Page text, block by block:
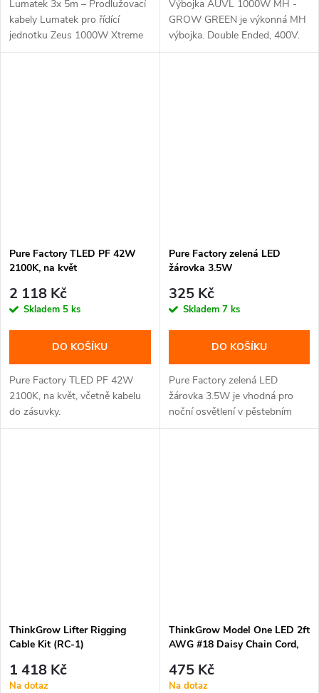
Lumatek 3x 5m – Prodlužovací
kabely Lumatek pro řídící
jednotku Zeus 1000W Xtreme
Výbojka AUVL 1000W MH -
GROW GREEN je výkonná MH
výbojka. Double Ended, 400V.
Pure Factory TLED PF 42W
2100K, na květ
2 118 Kč
Skladem 5 ks
DO KOŠÍKU
Pure Factory TLED PF 42W
2100K, na květ, včetně kabelu
do zásuvky.
Pure Factory zelená LED
žárovka 3.5W
325 Kč
Skladem 7 ks
DO KOŠÍKU
Pure Factory zelená LED
žárovka 3.5W je vhodná pro
noční osvětlení v pěstebním
prostoru.
ThinkGrow Lifter Rigging
Cable Kit (RC-1)
1 418 Kč
Na dotaz
ThinkGrow Model One LED 2ft
AWG #18 Daisy Chain Cord,
475 Kč
Na dotaz